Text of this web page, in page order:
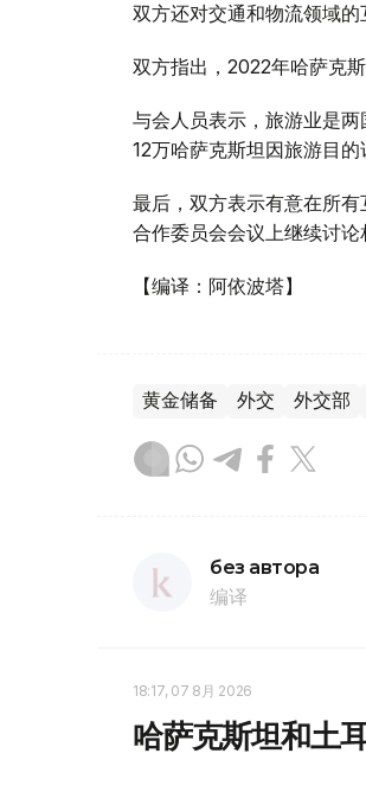
双方还对交通和物流领域的
双方指出，2022年哈萨克
与会人员表示，旅游业是
12万哈萨克斯坦因旅游目的
最后，双方表示有意在所
合作委员会会议上继续讨论
【编译：阿依波塔】
黄金储备 外交 外交部
без автора
编译
18:17, 07 8月 2026
哈萨克斯坦和土